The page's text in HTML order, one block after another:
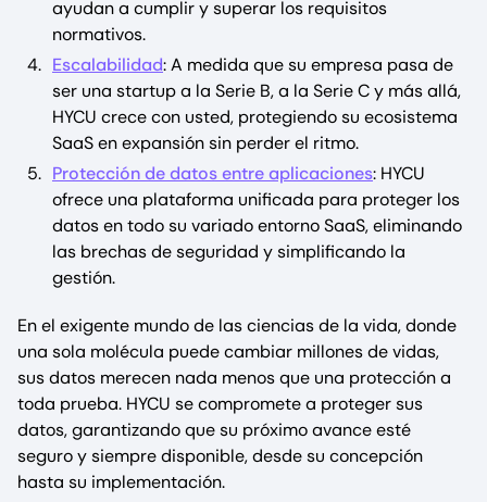
ayudan a cumplir y superar los requisitos
normativos.
Escalabilidad: A medida que su empresa pasa de
ser una startup a la Serie B, a la Serie C y más allá,
HYCU crece con usted, protegiendo su ecosistema
SaaS en expansión sin perder el ritmo.
Protección de datos entre aplicaciones: HYCU
ofrece una plataforma unificada para proteger los
datos en todo su variado entorno SaaS, eliminando
las brechas de seguridad y simplificando la
gestión.
En el exigente mundo de las ciencias de la vida, donde
una sola molécula puede cambiar millones de vidas,
sus datos merecen nada menos que una protección a
toda prueba. HYCU se compromete a proteger sus
datos, garantizando que su próximo avance esté
seguro y siempre disponible, desde su concepción
hasta su implementación.